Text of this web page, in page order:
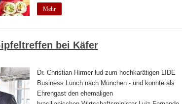
Mehr
bei Käfer
Dr. Christian Hirmer lud zum hochkarätigen LIDE
Business Lunch nach München - und konnte als
Ehrengast den ehemaligen